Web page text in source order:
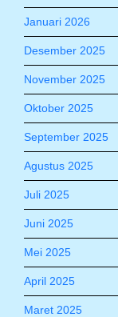
Januari 2026
Desember 2025
November 2025
Oktober 2025
September 2025
Agustus 2025
Juli 2025
Juni 2025
Mei 2025
April 2025
Maret 2025